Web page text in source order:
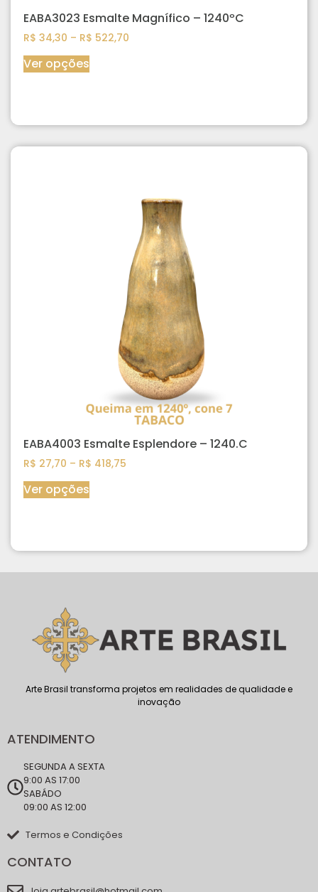
EABA3023 Esmalte Magnífico – 1240ºC
R$ 34,30 – R$ 522,70
Ver opções
EABA4003 Esmalte Esplendore – 1240.C
R$ 27,70 – R$ 418,75
Ver opções
Arte Brasil transforma projetos em realidades de qualidade e
inovação
ATENDIMENTO
SEGUNDA A SEXTA
9:00 AS 17:00
SABÁDO
09:00 AS 12:00
Termos e Condições
CONTATO